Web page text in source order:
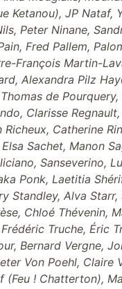
Ketanou), JP Nataf,
Peter Ninane,
Fred Pallem,
François Martin-
Alexandra Pilz
de
Clarisse
Catherine
Sachet, Manon
Sanseverino,
Ponk, Laetitia
Standley, Alva
Chloé Thévenin,
Truche, Éric
Bernard Vergne,
Von Poehl,
(Feu ! Chatterton),